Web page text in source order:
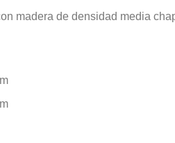
madera de densidad media